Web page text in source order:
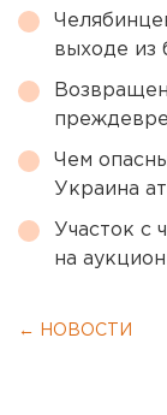
выходе из
Чем
Украина
Участок с
на
← НОВОСТИ